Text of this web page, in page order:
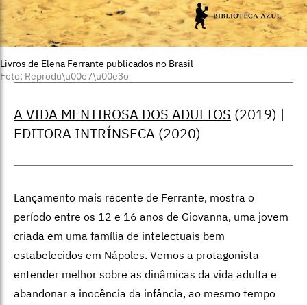
Livros de Elena Ferrante publicados no Brasil
Foto: Reprodu\u00e7\u00e3o
A VIDA MENTIROSA DOS ADULTOS (2019) |
EDITORA INTRÍNSECA (2020)
Lançamento mais recente de Ferrante, mostra o
período entre os 12 e 16 anos de Giovanna, uma jovem
criada em uma família de intelectuais bem
estabelecidos em Nápoles. Vemos a protagonista
entender melhor sobre as dinâmicas da vida adulta e
abandonar a inocência da infância, ao mesmo tempo